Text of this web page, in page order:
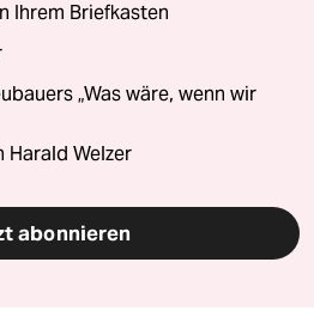
Ihrem Briefkasten
„Was wäre, wenn wir
Harald Welzer
abonnieren